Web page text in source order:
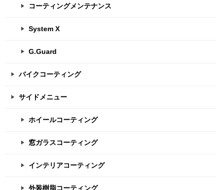
コーティングメンテナンス
System X
G.Guard
バイクコーティング
サイドメニュー
ホイールコーティング
窓ガラスコーティング
インテリアコーティング
外装樹脂コーティング